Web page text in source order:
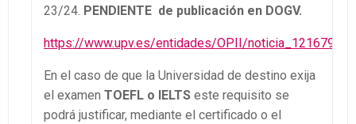
23/24. PENDIENTE de publicación en DOGV.
https://www.upv.es/entidades/OPII/
En el caso de que la Universidad de destino exija
el examen TOEFL o IELTS este requisito se
podrá justificar, mediante el certificado o el